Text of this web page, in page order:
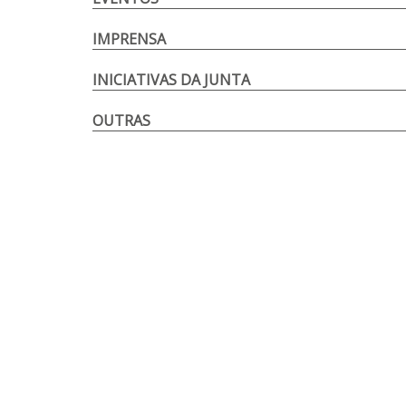
IMPRENSA
INICIATIVAS DA JUNTA
OUTRAS